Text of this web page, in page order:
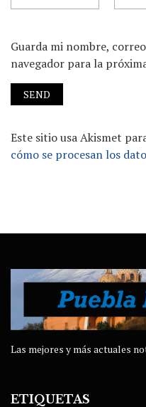
Guarda mi nombre,
navegador para la
Este sitio usa Akismet
cómo se procesan los
Las mejores y más actuales
ETIQUETAS